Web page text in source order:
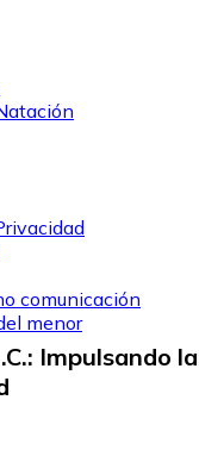
comunicación
menor
Impulsando la